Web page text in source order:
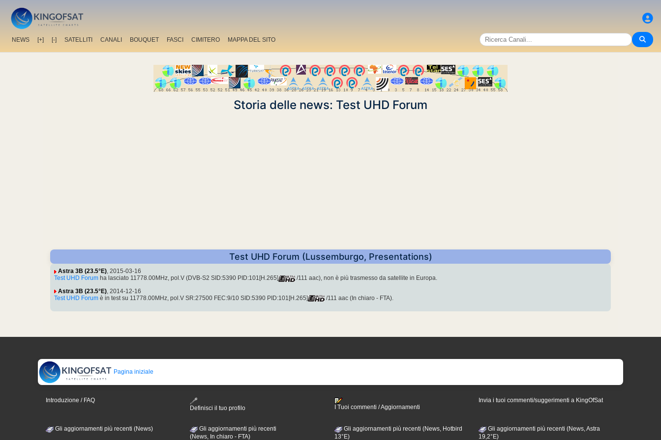
NEWS [+] [-] SATELLITI CANALI BOUQUET FASCI CIMITERO MAPPA DEL SITO
Storia delle news: Test UHD Forum
Test UHD Forum (Lussemburgo, Presentations)
Astra 3B (23.5°E), 2015-03-16
Test UHD Forum ha lasciato 11778.00MHz, pol.V (DVB-S2 SID:5390 PID:101[H.265]
/111 aac), non è più trasmesso da satellite in Europa.
Astra 3B (23.5°E) , 2014-12-16
Test UHD Forum è in test su 11778.00MHz, pol.V SR:27500 FEC:9/10 SID:5390 PID:101[H.265] /111 aac (In chiaro - FTA).
Pagina iniziale
Introduzione / FAQ
Definisci il tuo profilo
I Tuoi commenti / Aggiornamenti
Invia i tuoi commenti/suggerimenti a KingOfSat
Gli aggiornamenti più recenti (News)
Gli aggiornamenti più recenti
(News, In chiaro - FTA)
Gli aggiornamenti più recenti (News, Hotbird
13°E)
Gli aggiornamenti più recenti (News, Astra
19,2°E)